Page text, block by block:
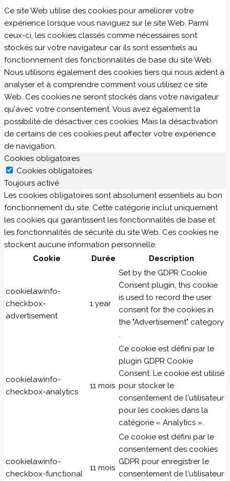
Ce site Web utilise des cookies pour améliorer votre
expérience lorsque vous naviguez sur le site Web. Parmi
ceux-ci, les cookies classés comme nécessaires sont
stockés sur votre navigateur car ils sont essentiels au
fonctionnement des fonctionnalités de base du site Web.
Nous utilisons également des cookies tiers qui nous aident à
analyser et à comprendre comment vous utilisez ce site
Web. Ces cookies ne seront stockés dans votre navigateur
qu'avec votre consentement. Vous avez également la
possibilité de désactiver ces cookies. Mais la désactivation
de certains de ces cookies peut affecter votre expérience
de navigation.
Cookies obligatoires
Cookies obligatoires
Toujours activé
Les cookies obligatoires sont absolument essentiels au bon
fonctionnement du site. Cette catégorie inclut uniquement
les cookies qui garantissent les fonctionnalités de base et
les fonctionnalités de sécurité du site Web. Ces cookies ne
stockent aucune information personnelle.
Cookie
Durée Description
cookielawinfo-
checkbox-
advertisement
1 year
Set by the GDPR Cookie
Consent plugin, this cookie
is used to record the user
consent for the cookies in
the "Advertisement" category
.
cookielawinfo-
checkbox-analytics
11 mois
Ce cookie est défini par le
plugin GDPR Cookie
Consent. Le cookie est utilisé
pour stocker le
consentement de l'utilisateur
pour les cookies dans la
catégorie « Analytics ».
cookielawinfo-
checkbox-functional
11 mois
Ce cookie est défini par le
consentement des cookies
GDPR pour enregistrer le
consentement de l'utilisateur